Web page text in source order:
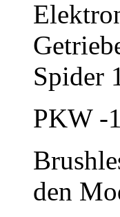
Spider
PKW -
den